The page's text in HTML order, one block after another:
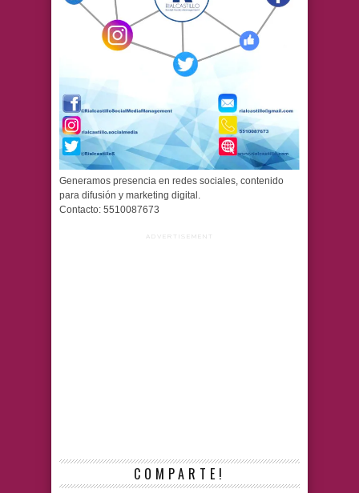
Generamos presencia en redes sociales, contenido
para difusión y marketing digital.
Contacto: 5510087673
ADVERTISEMENT
COMPARTE!